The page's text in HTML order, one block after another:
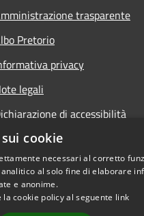
trasparente
Pretorio
privacy
legali
di accessibilità
cookie
necessari al corretto
al solo fine di elaborare
e anonime.
cookie policy al seguente link